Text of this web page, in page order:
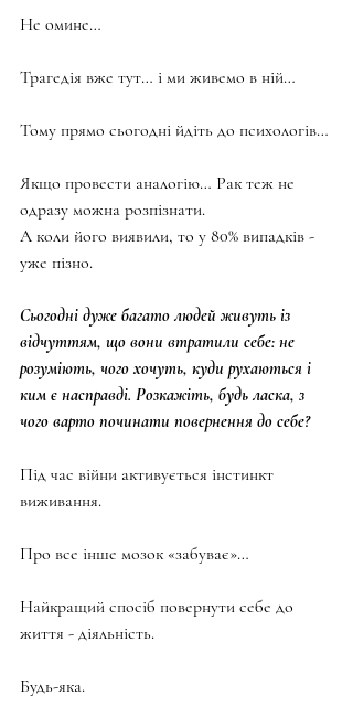
Не омине…
Трагедія вже тут… і ми живемо в ній…
Тому прямо сьогодні йдіть до психологів…
Якщо провести аналогію… Рак теж не
одразу можна розпізнати.
А коли його виявили, то у 80% випадків -
уже пізно.
Сьогодні дуже багато людей живуть із
відчуттям, що вони втратили себе: не
розуміють, чого хочуть, куди рухаються і
ким є насправді. Розкажіть, будь ласка, з
чого варто починати повернення до себе?
Під час війни активується інстинкт
виживання.
Про все інше мозок «забуває»…
Найкращий спосіб повернути себе до
життя - діяльність.
Будь-яка.